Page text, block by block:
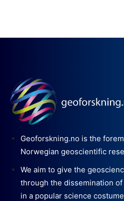
Geoforskning.no is the
Norwegian geoscientific
We aim to give the
through the dissemination
in a popular science